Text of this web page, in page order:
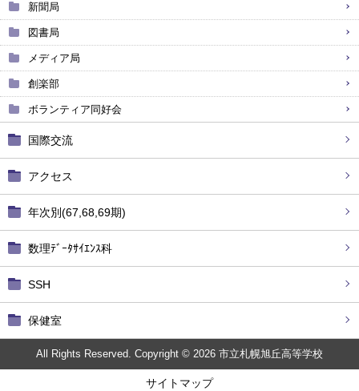
新聞局
図書局
メディア局
創楽部
ボランティア同好会
国際交流
アクセス
年次別(67,68,69期)
数理ﾃﾞｰﾀｻｲｴﾝｽ科
SSH
保健室
All Rights Reserved. Copyright © 2026 市立札幌旭丘高等学校
サイトマップ